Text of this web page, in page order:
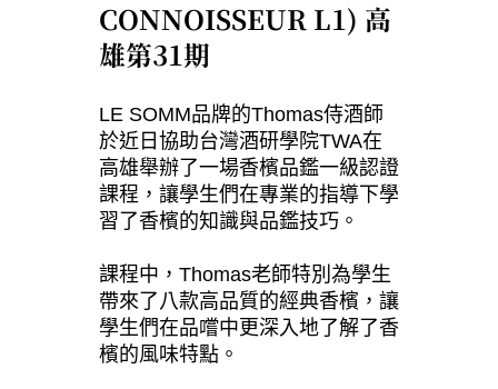
CONNOISSEUR L1) 高
雄第31期
LE SOMM品牌的Thomas侍酒師
於近日協助台灣酒研學院TWA在
高雄舉辦了一場香檳品鑑一級認證
課程，讓學生們在專業的指導下學
習了香檳的知識與品鑑技巧。
課程中，Thomas老師特別為學生
帶來了八款高品質的經典香檳，讓
學生們在品嚐中更深入地了解了香
檳的風味特點。